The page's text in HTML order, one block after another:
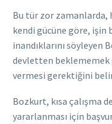
Bu tür zor zamanlarda,
kendi gücüne göre, işin
inandıklarını
devletten beklememek
vermesi gerektiğini
Bozkurt, kısa çalışma
yararlanması için